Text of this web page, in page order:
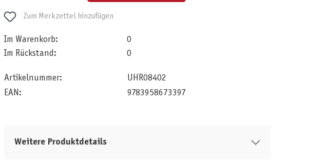
Zum Merkzettel hinzufügen
Im Warenkorb:
0
Im Rückstand:
0
Artikelnummer:
UHR08402
EAN:
9783958673397
Weitere Produktdetails